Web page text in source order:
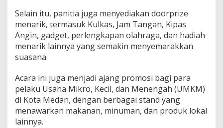
Selain itu, panitia juga menyediakan doorprize
menarik, termasuk Kulkas, Jam Tangan, Kipas
Angin, gadget, perlengkapan olahraga, dan hadiah
menarik lainnya yang semakin menyemarakkan
suasana.
Acara ini juga menjadi ajang promosi bagi para
pelaku Usaha Mikro, Kecil, dan Menengah (UMKM)
di Kota Medan, dengan berbagai stand yang
menawarkan makanan, minuman, dan produk lokal
lainnya.